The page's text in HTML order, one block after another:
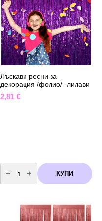
макарон
Лъскави ресни за
декорация /фолио/- лилави
2,81 €
количество
за
Лъскави
ресни
фолио/-
лилави
КУПИ